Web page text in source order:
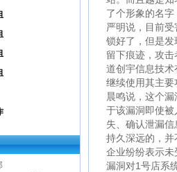
了个形象的名
严明说，目前
锁好了，但是
留下痕迹，攻
道创宇信息技
继续使用其主
晨鸣说，这个
于该漏洞即使
失、确认泄漏
持久深远的，
企业纷纷表示
漏洞对1号店系